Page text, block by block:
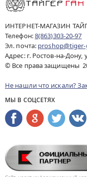
ИНТЕРНЕТ-МАГАЗИН
Телефон:8(863)303-20-97
Эл. почта:
Адрес: г. Ростов-на-Дону,
© Все права защищены
Не нашли что искали?
МЫ В СОЦСЕТЯХ